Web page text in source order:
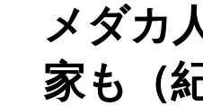
メダカ
家も（